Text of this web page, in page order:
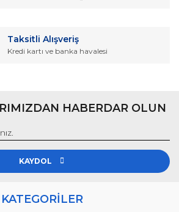
Taksitli Alışveriş
Kredi kartı ve banka havalesi
HABERDAR OLUN
KAYDOL
KATEGORİLER